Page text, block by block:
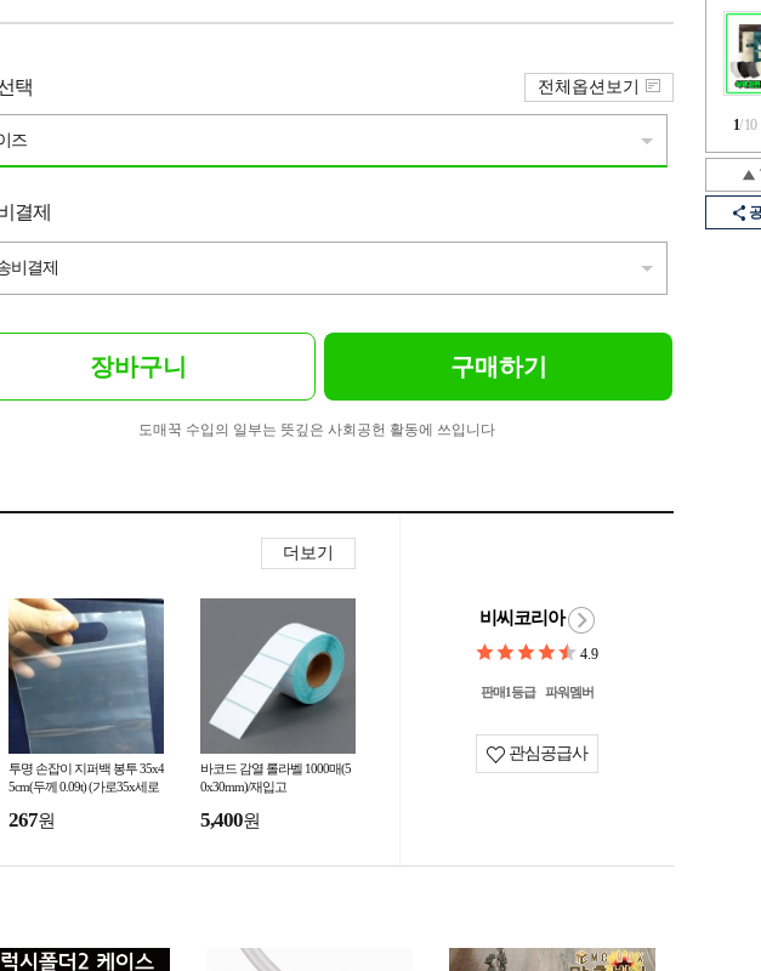
1/10
택
즈
전체옵션보기
결제
비결제
장바구니 구매하기
도매꾹 수입의 일부는 뜻깊은 사회공헌 활동에 쓰입니다
더보기
투명 손잡이 지퍼백 봉투 35x4
5cm(두께 0.09t) (가로35x세로
267원
바코드 감열 롤라벨 1000매(5
0x30mm)/재입고
5,400원
비씨코리아
4.9
판매1등급 파워멤버
관심공급사